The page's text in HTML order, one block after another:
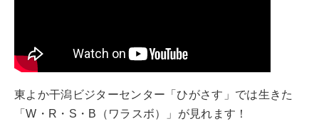
東よか干潟ビジターセンター「ひがさす」では生きた
「W・R・S・B（ワラスボ）」が見れます！